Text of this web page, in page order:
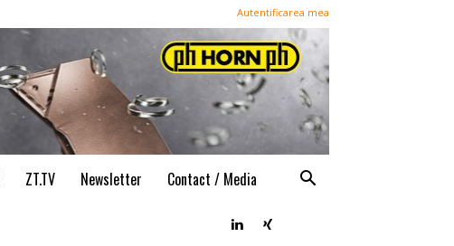
Autentificarea mea
ZT.TV Newsletter Contact / Media